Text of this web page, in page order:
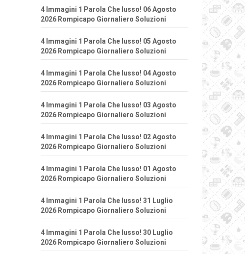
4 Immagini 1 Parola Che lusso! 06 Agosto
2026 Rompicapo Giornaliero Soluzioni
4 Immagini 1 Parola Che lusso! 05 Agosto
2026 Rompicapo Giornaliero Soluzioni
4 Immagini 1 Parola Che lusso! 04 Agosto
2026 Rompicapo Giornaliero Soluzioni
4 Immagini 1 Parola Che lusso! 03 Agosto
2026 Rompicapo Giornaliero Soluzioni
4 Immagini 1 Parola Che lusso! 02 Agosto
2026 Rompicapo Giornaliero Soluzioni
4 Immagini 1 Parola Che lusso! 01 Agosto
2026 Rompicapo Giornaliero Soluzioni
4 Immagini 1 Parola Che lusso! 31 Luglio
2026 Rompicapo Giornaliero Soluzioni
4 Immagini 1 Parola Che lusso! 30 Luglio
2026 Rompicapo Giornaliero Soluzioni